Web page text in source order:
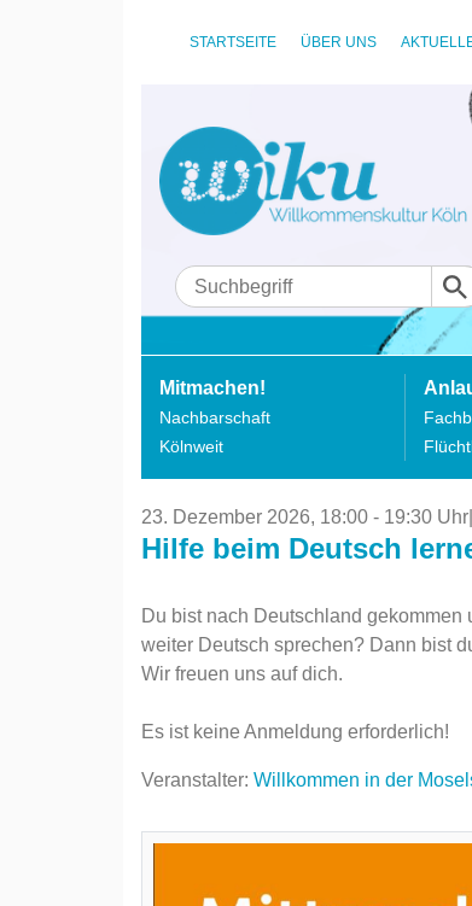
STARTSEITE ÜBER UNS
Mitmachen!
Nachbarschaft
Kölnweit
23. Dezember 2026, 18:00 - 19:30 Uhr
Hilfe beim Deutsch
Du bist nach Deutschland
weiter Deutsch sprechen? Dann bist
Wir freuen uns auf dich.
Es ist keine Anmeldung erforderlich!
Veranstalter: Willkommen in der